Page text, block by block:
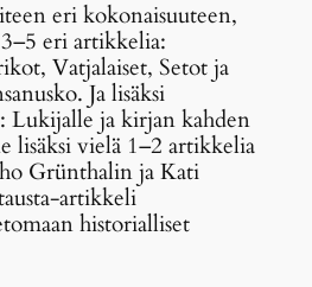
eri kokonaisuuteen,
eri artikkelia:
Vatjalaiset, Setot ja
Ja lisäksi
Lukijalle ja kirjan kahden
lisäksi vielä 1–2 artikkelia
Grünthalin ja Kati
artikkeli
historialliset